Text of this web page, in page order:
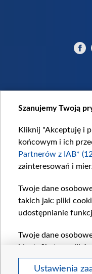
Szanujemy Twoją
Kliknij "Akceptuję i
końcowym i ich
Partnerów z IAB*
zainteresowań i
Twoje dane
takich jak: pliki
udostępnianie
Twoje dane
identyfikatory
pozostałych
wyboruUstawienia